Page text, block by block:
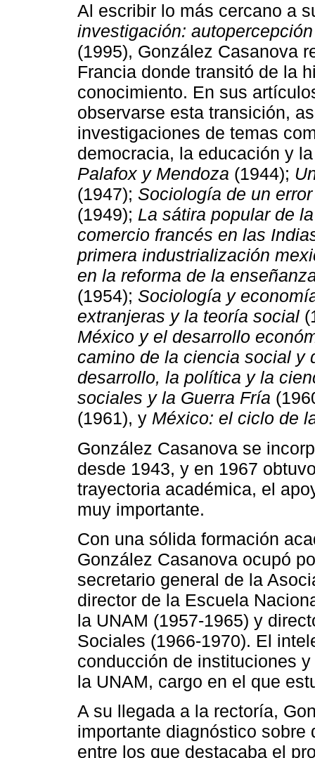
Al escribir lo más cercano a
investigación:
(1995), González Casanova
Francia donde transitó de la
conocimiento. En sus
observarse esta transición,
investigaciones de temas
democracia, la educación y
Palafox y Mendoza (1944);
(1947); Sociología de un
(1949); La sátira popular de
comercio francés en las
primera industrialización
en la reforma de la
(1954); Sociología y
extranjeras y la teoría social
México y el desarrollo
camino de la ciencia social y
desarrollo, la política y la
sociales y la Guerra Fría
(1961), y México: el ciclo de
González Casanova se
desde 1943, y en 1967
trayectoria académica, el
muy importante.
Con una sólida formación
González Casanova ocupó
secretario general de la
director de la Escuela
la UNAM (1957-1965) y
Sociales (1966-1970). El
conducción de instituciones
la UNAM, cargo en el que
A su llegada a la rectoría,
importante diagnóstico
entre los que destacaba el